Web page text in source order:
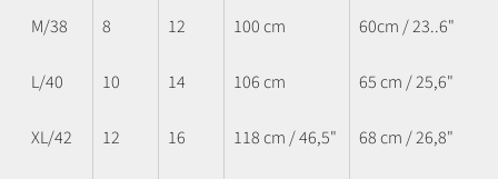
M/38 8 12 100 cm 60cm / 23..6"
L/40 10 14 106 cm 65 cm / 25,6"
XL/42 12 16 118 cm / 46,5" 68 cm / 26,8"